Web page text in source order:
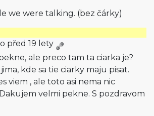
we were talking. (bez čárky)
před 19 lety
ale preco tam ta ciarka je?
kde sa tie ciarky maju pisat.
viem , ale toto asi nema nic
velmi pekne. S pozdravom